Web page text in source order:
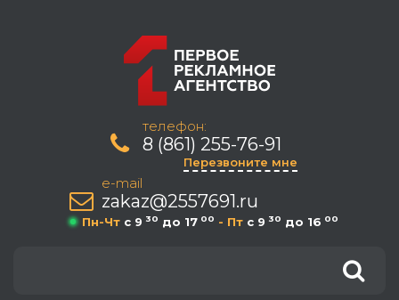
телефон:
8 (861) 255-76-91
Перезвоните мне
e-mail
zakaz@2557691.ru
Пн-Чт c 9 30 до 17 00 - Пт c 9 30 до 16 00